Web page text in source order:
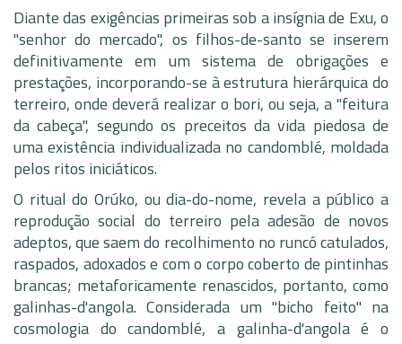
Diante das exigências primeiras sob a insígnia de Exu, o
"senhor do mercado", os filhos-de-santo se inserem
definitivamente em um sistema de obrigações e
prestações, incorporando-se à estrutura hierárquica do
terreiro, onde deverá realizar o bori, ou seja, a "feitura
da cabeça", segundo os preceitos da vida piedosa de
uma existência individualizada no candomblé, moldada
pelos ritos iniciáticos.
O ritual do Orúko, ou dia-do-nome, revela a público a
reprodução social do terreiro pela adesão de novos
adeptos, que saem do recolhimento no runcó catulados,
raspados, adoxados e com o corpo coberto de pintinhas
brancas; metaforicamente renascidos, portanto, como
galinhas-d'angola. Considerada um "bicho feito" na
cosmologia do candomblé, a galinha-d'angola é o